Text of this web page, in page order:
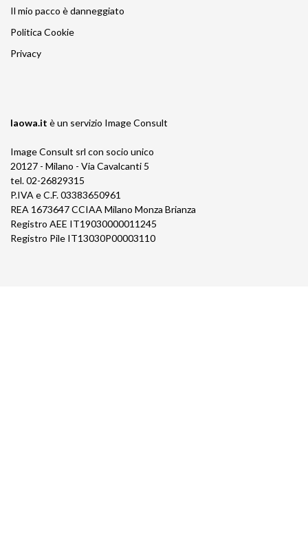
Il mio pacco è danneggiato
Politica Cookie
Privacy
laowa.it è un servizio Image Consult
Image Consult srl con socio unico
20127 - Milano - Via Cavalcanti 5
tel. 02-26829315
P.IVA e C.F. 03383650961
REA 1673647 CCIAA Milano Monza Brianza
Registro AEE IT19030000011245
Registro Pile IT13030P00003110